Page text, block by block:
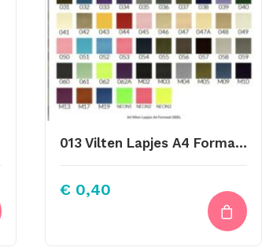
013 Vilten Lapjes A4 Formaat Blauw
€ 0,40